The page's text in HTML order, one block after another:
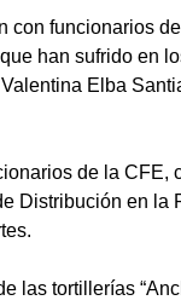
con funcionarios
han sufrido en
Elba
de la CFE,
Distribución en la
las tortillerías